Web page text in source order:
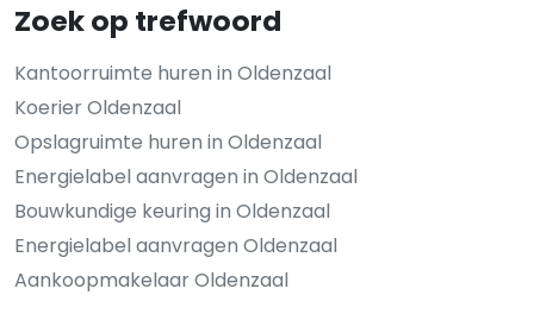
Zoek op trefwoord
Kantoorruimte huren in Oldenzaal
Koerier Oldenzaal
Opslagruimte huren in Oldenzaal
Energielabel aanvragen in Oldenzaal
Bouwkundige keuring in Oldenzaal
Energielabel aanvragen Oldenzaal
Aankoopmakelaar Oldenzaal